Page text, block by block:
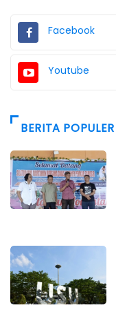
Facebook
Youtube
BERITA POPULER